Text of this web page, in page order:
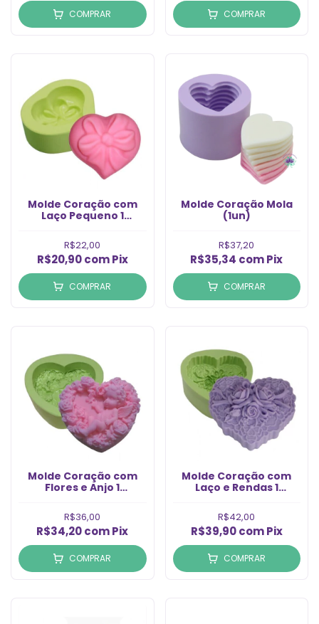
COMPRAR COMPRAR
Molde Coração com
Laço Pequeno 1
R$22,00
R$20,90com Pix
COMPRAR
Molde Coração Mola
(1un)
R$37,20
R$35,34 comPix
COMPRAR
Molde Coração com
Flores e Anjo 1
R$36,00
R$34,20comPix
COMPRAR
Molde Coração com
Laço e Rendas 1
R$42,00
R$39,90com Pix
COMPRAR